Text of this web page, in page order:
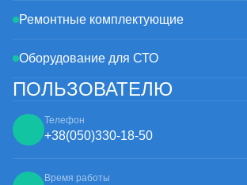
Ремонтные комплектующие
Оборудование для СТО
ПОЛЬЗОВАТЕЛЮ
Телефон
+38(050)330-18-50
Время работы